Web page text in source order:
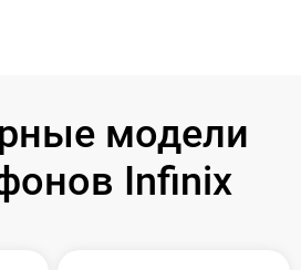
модели
Infinix